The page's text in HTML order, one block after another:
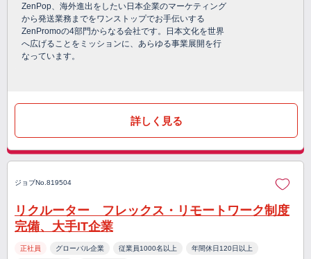
ZenPop、海外進出をしたい日本企業のマーケティング
から発送業務までをワンストップでお手伝いする
ZenPromoの4部門からなる会社です。日本文化を世界
へ広げることをミッションに、あらゆる事業展開を行
なっています。
詳しく見る
ジョブNo.819504
リクルーター フレックス・リモートワーク制度
完備、大手IT企業
正社員 グローバル企業 従業員1000名以上 年間休日120日以上